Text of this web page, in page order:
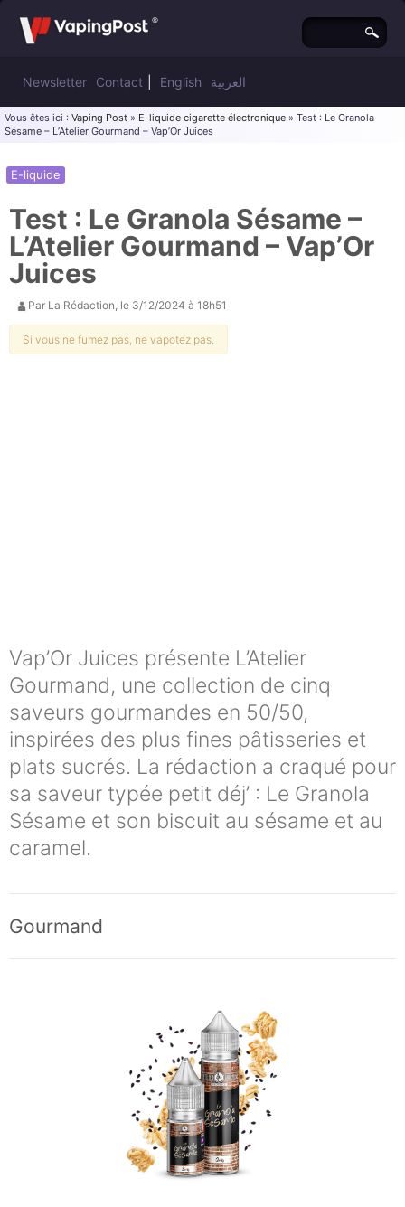
Newsletter Contact English العربية
Vous êtes ici : Vaping Post » E-liquide cigarette électronique » Test : Le Granola
Sésame – L’Atelier Gourmand – Vap’Or Juices
Test : Le Granola Sésame –
L’Atelier Gourmand – Vap’Or
Juices
E-liquide
Par La Rédaction, le 3/12/2024 à 18h51
Si vous ne fumez pas, ne vapotez pas.
Vap’Or Juices présente L’Atelier
Gourmand, une collection de cinq
saveurs gourmandes en 50/50,
inspirées des plus fines pâtisseries et
plats sucrés. La rédaction a craqué pour
sa saveur typée petit déj’ : Le Granola
Sésame et son biscuit au sésame et au
caramel.
Gourmand